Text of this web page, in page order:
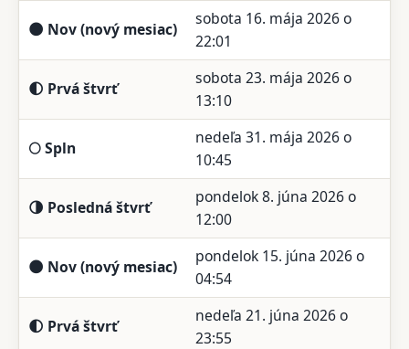
🌑 Nov (nový mesiac)
sobota 16. mája 2026 o
22:01
🌓 Prvá štvrť
sobota 23. mája 2026 o
13:10
🌕 Spln
nedeľa 31. mája 2026 o
10:45
🌗 Posledná štvrť
pondelok 8. júna 2026 o
12:00
🌑 Nov (nový mesiac)
pondelok 15. júna 2026 o
04:54
🌓 Prvá štvrť
nedeľa 21. júna 2026 o
23:55